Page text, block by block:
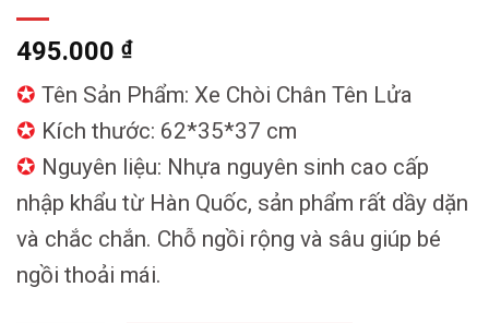
495.000 ₫
✪ Tên Sản Phẩm: Xe Chòi Chân Tên Lửa
✪ Kích thước: 62*35*37 cm
✪ Nguyên liệu: Nhựa nguyên sinh cao cấp
nhập khẩu từ Hàn Quốc, sản phẩm rất dầy dặn
và chắc chắn. Chỗ ngồi rộng và sâu giúp bé
ngồi thoải mái.